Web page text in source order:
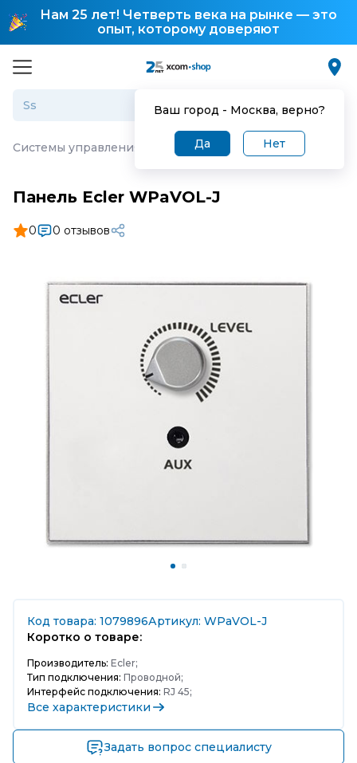
Нам 25 лет! Четверть века на рынке — это
опыт, которому доверяют
Ваш город - Москва, верно?
Да Нет
Системы управления Панель Ecler WPaVOL-J
Панель Ecler WPaVOL-J
0 0 отзывов
Код товара: 1079896Артикул: WPaVOL-J
Коротко о товаре:
Производитель: Ecler;
Тип подключения: Проводной;
Интерфейс подключения: RJ 45;
Все характеристики
Задать вопрос специалисту